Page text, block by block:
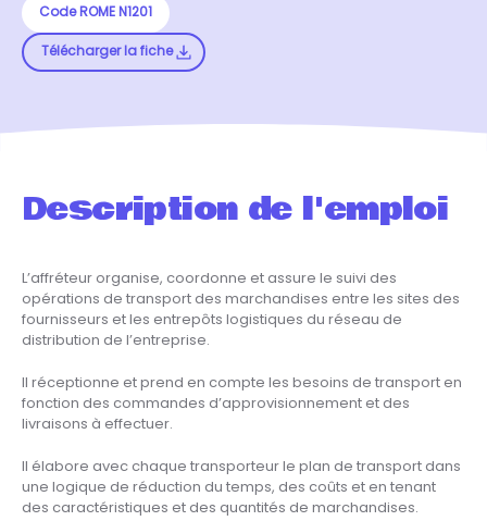
Code ROME N1201
Télécharger la fiche
Description de l'emploi
L’affréteur organise, coordonne et assure le suivi des
opérations de transport des marchandises entre les sites des
fournisseurs et les entrepôts logistiques du réseau de
distribution de l’entreprise.
Il réceptionne et prend en compte les besoins de transport en
fonction des commandes d’approvisionnement et des
livraisons à effectuer.
Il élabore avec chaque transporteur le plan de transport dans
une logique de réduction du temps, des coûts et en tenant
des caractéristiques et des quantités de marchandises.